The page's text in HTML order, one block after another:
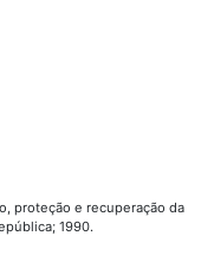
proteção e recuperação da
1990.